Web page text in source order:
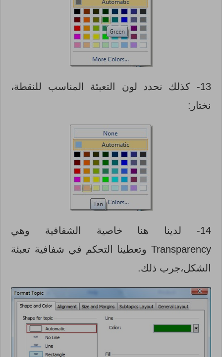
13- كذلك نحدد لون التعبئة المناسب للنقطة،
نختار:
14- لدينا هنا خاصية الشفافية وهي
Transparency وتعطينا التحكم في شفافية تعبئة
الشكل،جرب ذلك.